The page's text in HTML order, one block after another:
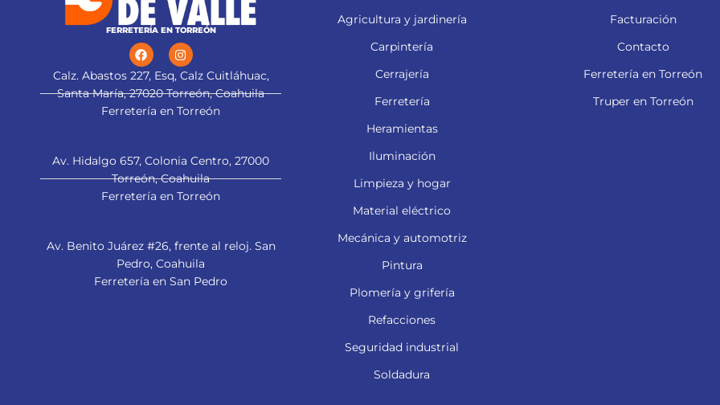
FERRETERÍA EN TORREÓN
Calz. Abastos 227, Esq, Calz Cuitláhuac,
Santa María, 27020 Torreón, Coahuila
Ferretería en Torreón
Av. Hidalgo 657, Colonia Centro, 27000
Torreón, Coahuila
Ferretería en Torreón
Av. Benito Juárez #26, frente al reloj. San
Pedro, Coahuila
Ferretería en San Pedro
Agricultura y jardinería
Carpintería
Cerrajería
Ferretería
Heramientas
Iluminación
Limpieza y hogar
Material eléctrico
Mecánica y automotriz
Pintura
Plomería y grifería
Refacciones
Seguridad industrial
Soldadura
Facturación
Contacto
Ferretería en Torreón
Truper en Torreón